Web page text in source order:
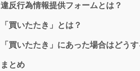
違反行為情報提供フォームとは？
「買いたたき」とは？
「買いたたき」にあった場合はどうす
まとめ